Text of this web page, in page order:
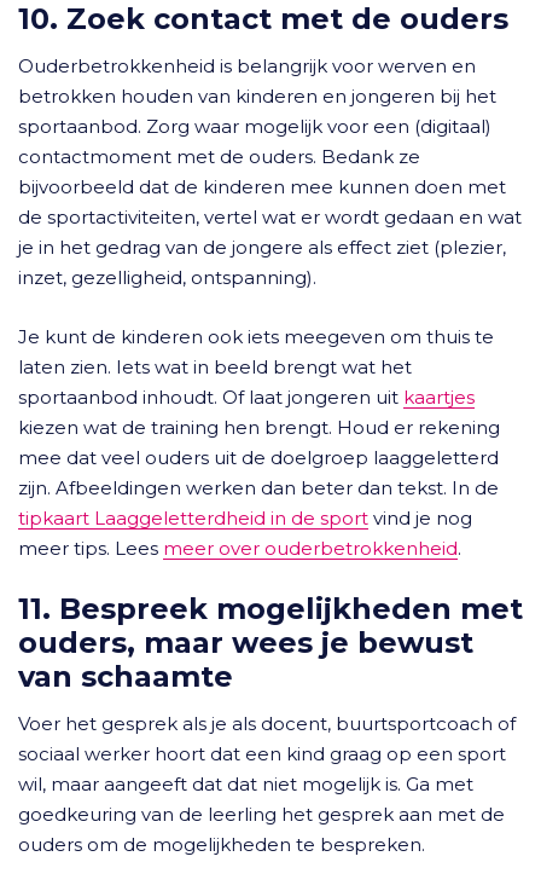
10. Zoek contact met de ouders
Ouderbetrokkenheid is belangrijk voor werven en
betrokken houden van kinderen en jongeren bij het
sportaanbod. Zorg waar mogelijk voor een (digitaal)
contactmoment met de ouders. Bedank ze
bijvoorbeeld dat de kinderen mee kunnen doen met
de sportactiviteiten, vertel wat er wordt gedaan en wat
je in het gedrag van de jongere als effect ziet (plezier,
inzet, gezelligheid, ontspanning).
Je kunt de kinderen ook iets meegeven om thuis te
laten zien. Iets wat in beeld brengt wat het
sportaanbod inhoudt. Of laat jongeren uit kaartjes
kiezen wat de training hen brengt. Houd er rekening
mee dat veel ouders uit de doelgroep laaggeletterd
zijn. Afbeeldingen werken dan beter dan tekst. In de
tipkaart Laaggeletterdheid in de sport vind je nog
meer tips. Lees meer over ouderbetrokkenheid.
11. Bespreek mogelijkheden met
ouders, maar wees je bewust
van schaamte
Voer het gesprek als je als docent, buurtsportcoach of
sociaal werker hoort dat een kind graag op een sport
wil, maar aangeeft dat dat niet mogelijk is. Ga met
goedkeuring van de leerling het gesprek aan met de
ouders om de mogelijkheden te bespreken.